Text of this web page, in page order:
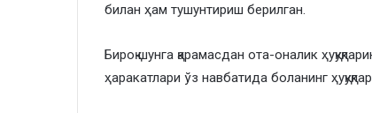
билан ҳам тушунтириш берилган.
Бироқ шунга қарамасдан ота-оналик
ҳаракатлари ўз навбатида боланинг